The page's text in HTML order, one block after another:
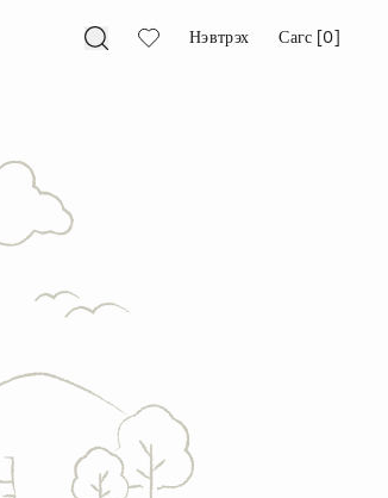
Нэвтрэх Сагс [0]